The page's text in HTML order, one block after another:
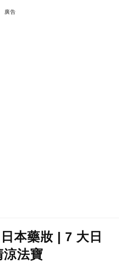
處
廣告
本藥妝 | 7 大日
涼法寶